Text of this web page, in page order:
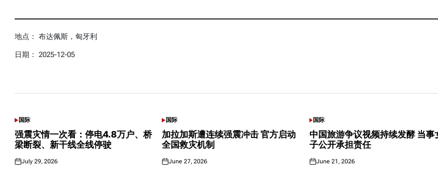
地点： 布达佩斯，匈牙利
日期： 2025-12-05
POSTED
IN
国际
强震灾情一次看：停电4.8万户、桥
梁断裂、新干线全线停驶
Posted
July 29, 2026
POSTED
IN
国际
加拉加斯遭连续强震冲击 官方启动
全国救灾机制
Posted
June 27, 2026
POSTED
IN
国际
中国旅游争议视频持续发酵 当事
子公开承担责任
Posted
June 21, 2026